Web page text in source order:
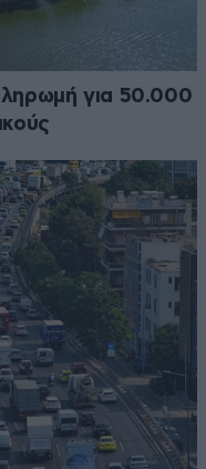
για 50.000